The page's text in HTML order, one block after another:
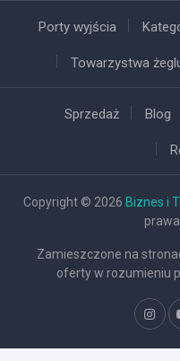
Porty wyjścia
Towarzystwa
Sprzedaż Blog
Copyright © 2026 Biznes i
Zamieszczone na
oferty w rozumieniu